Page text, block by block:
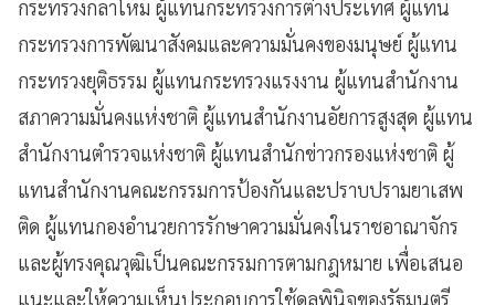
กระทรวงกลาโหม ผู้แทนกระทรวงการต่างประเทศ ผู้แทน
กระทรวงการพัฒนาสังคมและความมั่นคงของมนุษย์ ผู้แทน
กระทรวงยุติธรรม ผู้แทนกระทรวงแรงงาน ผู้แทนสำนักงาน
สภาความมั่นคงแห่งชาติ ผู้แทนสำนักงานอัยการสูงสุด ผู้แทน
สำนักงานตำรวจแห่งชาติ ผู้แทนสำนักข่าวกรองแห่งชาติ ผู้
แทนสำนักงานคณะกรรมการป้องกันและปราบปรามยาเสพ
ติด ผู้แทนกองอำนวยการรักษาความมั่นคงในราชอาณาจักร
และผู้ทรงคุณวุฒิเป็นคณะกรรมการตามกฎหมาย เพื่อเสนอ
แนะและให้ความเห็นประกอบการใช้ดุลพินิจของรัฐมนตรี